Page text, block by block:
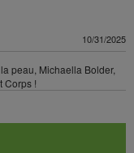
10/31/2025
peau, Michaella Bolder,
Corps !